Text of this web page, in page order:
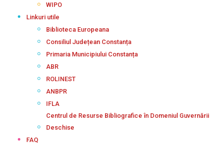
WIPO
Linkuri utile
Biblioteca Europeana
Consiliul Județean Constanța
Primaria Municipiului Constanța
ABR
ROLINEST
ANBPR
IFLA
Centrul de Resurse Bibliografice în Domeniul Guvernării
Deschise
FAQ